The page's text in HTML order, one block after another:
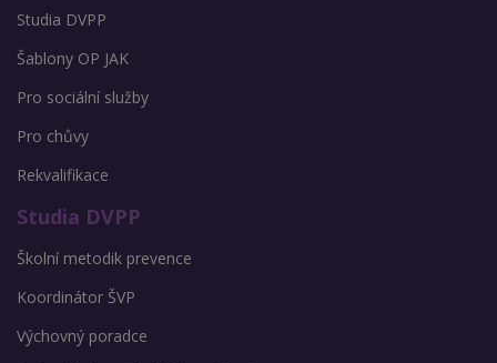
Studia DVPP
Šablony OP JAK
Pro sociální služby
Pro chůvy
Rekvalifikace
Studia DVPP
Školní metodik prevence
Koordinátor ŠVP
Výchovný poradce